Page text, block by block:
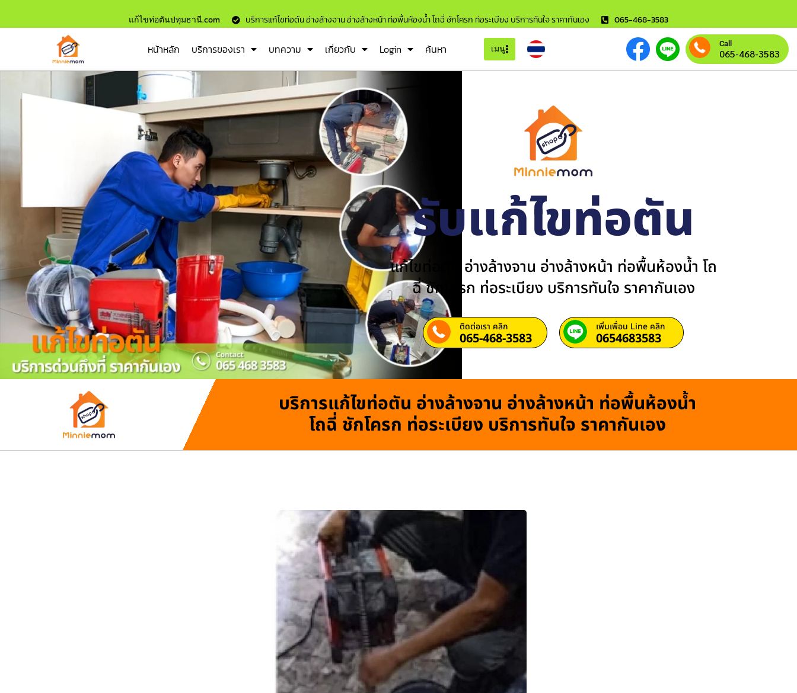
แก้ไขท่อตันปทุมธานี.com บริการแก้ไขท่อตัน อ่างล้างจาน อ่างล้างหน้า ท่อพื้นห้องน้ำ โถฉี่ ชักโครก ท่อระเบียง บริการทันใจ ราคากันเอง 065-468-3583
หน้าหลัก บริการของเรา บทความ เกี่ยวกับ Login ค้นหา เมนู Call
065-468-3583
รับแก้ไขท่อตัน
แก้ไขท่อตัน อ่างล้างจาน อ่างล้างหน้า ท่อพื้นห้องน้ำ โถ
ฉี่ ชักโครก ท่อระเบียง บริการทันใจ ราคากันเอง
ติดต่อเรา คลิก
065-468-3583
เพิ่มเพื่อน Line คลิก
0654683583
บริการแก้ไขท่อตัน อ่างล้างจาน อ่างล้างหน้า ท่อพื้นห้องน้ำ
โถฉี่ ชักโครก ท่อระเบียง บริการทันใจ ราคากันเอง